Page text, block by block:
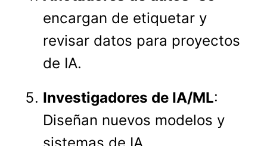
encargan de etiquetar y
revisar datos para proyectos
de IA.
Investigadores de IA/ML:
Diseñan nuevos modelos y